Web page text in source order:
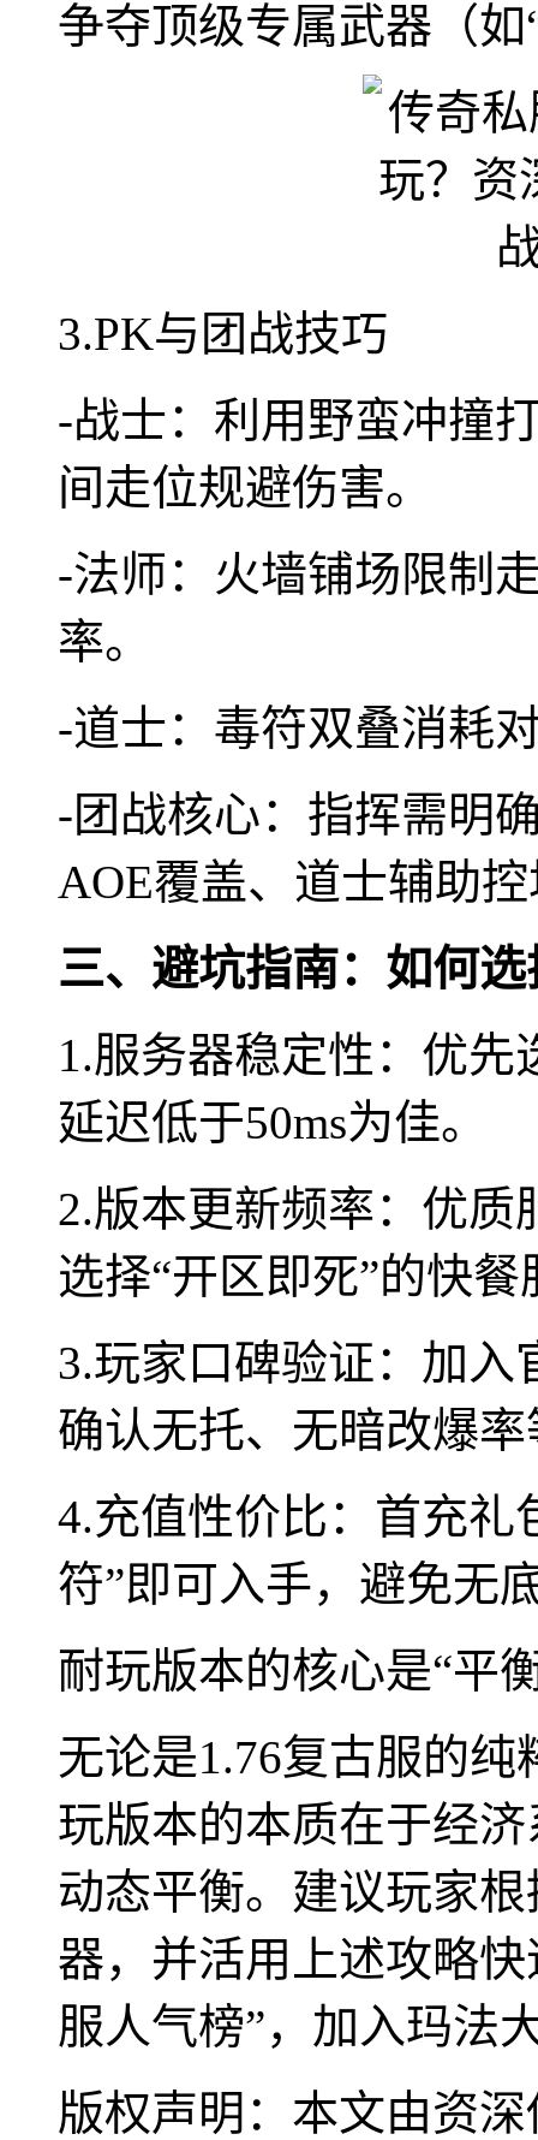
争夺顶级专属武器（如
3.PK与团战技巧
-战士：利用野蛮冲撞
间走位规避伤害。
-法师：火墙铺场限制
率。
-道士：毒符双叠消耗
-团战核心：指挥需明
AOE覆盖、道士辅助
三、避坑指南：如何
1.服务器稳定性：优先
延迟低于50ms为佳。
2.版本更新频率：优
选择“开区即死”的快餐
3.玩家口碑验证：加入
确认无托、无暗改爆
4.充值性价比：首充礼
符”即可入手，避免无
耐玩版本的核心是“平
无论是1.76复古服的
玩版本的本质在于经
动态平衡。建议玩家
器，并活用上述攻略
服人气榜”，加入玛法
版权声明：本文由资